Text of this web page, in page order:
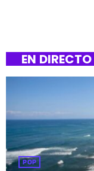
EN DIRECTO
POP